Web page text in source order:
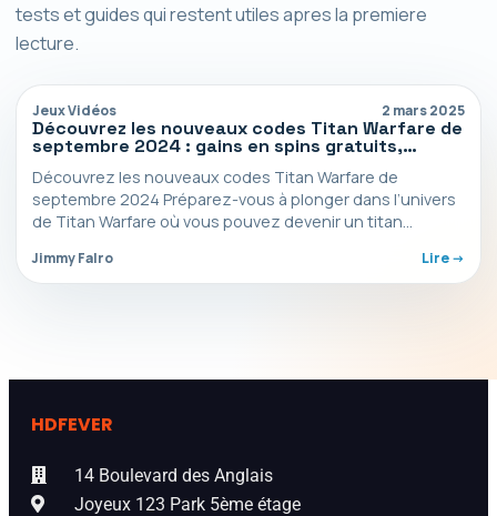
tests et guides qui restent utiles apres la premiere
lecture.
Jeux Vidéos 2 mars 2025
Découvrez les nouveaux codes Titan Warfare de
septembre 2024 : gains en spins gratuits,
argent et bien plus encore !
Découvrez les nouveaux codes Titan Warfare de
septembre 2024 Préparez-vous à plonger dans l’univers
de Titan Warfare où vous pouvez devenir un titan
Jimmy Falro Lire ->
HDFEVER
14 Boulevard des Anglais
Joyeux 123 Park 5ème étage